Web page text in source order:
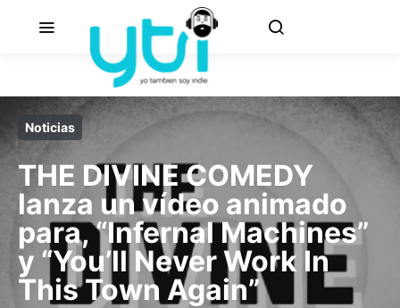
Noticias
THE DIVINE COMEDY
lanza un vídeo animado
para, “Infernal Machines”
y “You’ll Never Work In
This Town Again”